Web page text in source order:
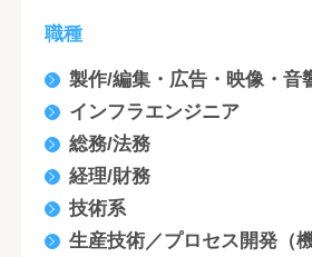
職種
製作/編集・広告・映像・音
インフラエンジニア
総務/法務
経理/財務
技術系
生産技術／プロセス開発（